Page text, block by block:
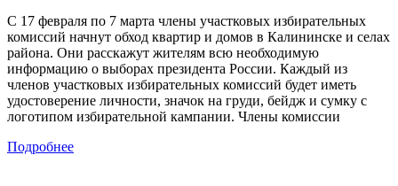
С 17 февраля по 7 марта члены участковых избирательных
комиссий начнут обход квартир и домов в Калининске и селах
района. Они расскажут жителям всю необходимую
информацию о выборах президента России. Каждый из
членов участковых избирательных комиссий будет иметь
удостоверение личности, значок на груди, бейдж и сумку с
логотипом избирательной кампании. Члены комиссии
Подробнее